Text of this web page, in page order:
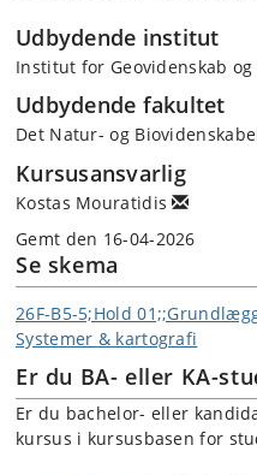
Udbydende institut
Institut for Geovidenskab
Udbydende fakultet
Det Natur- og
Kursusansvarlig
Kostas Mouratidis
Gemt den 16-04-2026
Se skema
26F-B5-5;Hold
Systemer & kartografi
Er du BA- eller KA-
Er du bachelor- eller
kursus i kursusbasen for